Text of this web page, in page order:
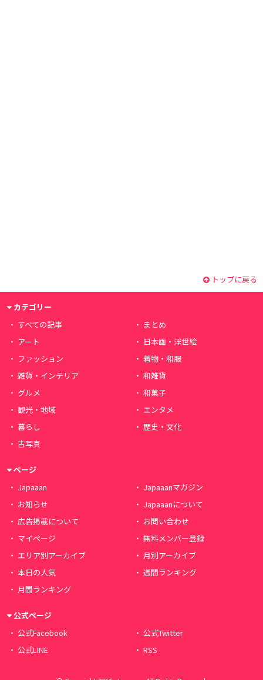
トップに戻る
カテゴリー
すべての記事
まとめ
アート
日本画・浮世絵
ファッション
着物・和服
雑貨・インテリア
和雑貨
グルメ
和菓子
観光・地域
エンタメ
暮らし
歴史・文化
古写真
ページ
Japaaan
Japaaanマガジン
お知らせ
Japaaanについて
広告掲載について
お問い合わせ
マイページ
無料メンバー登録
エリア別アーカイブ
月別アーカイブ
本日の人気
週間ランキング
月間ランキング
公式ページ
公式Facebook
公式Twitter
公式LINE
RSS